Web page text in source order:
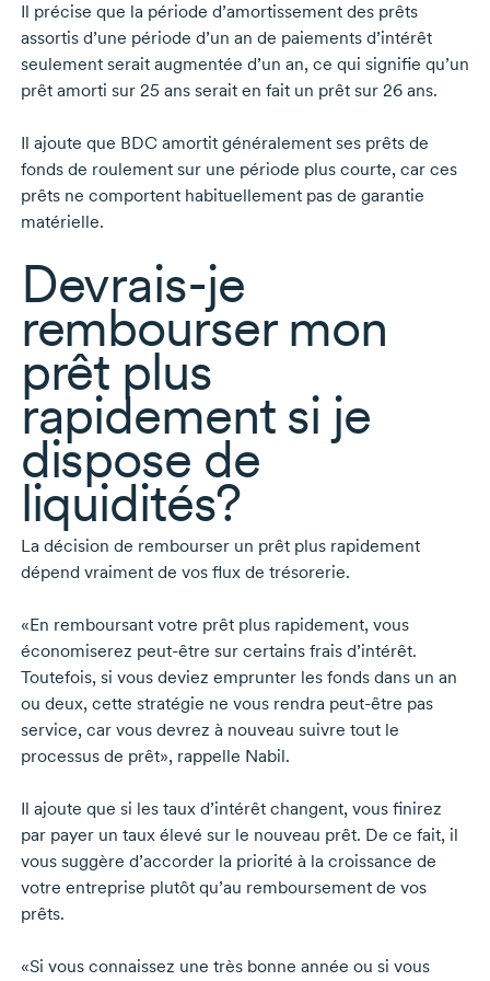
Il précise que la période d’amortissement des prêts
assortis d’une période d’un an de paiements d’intérêt
seulement serait augmentée d’un an, ce qui signifie qu’un
prêt amorti sur 25 ansserait en fait un prêt sur 26 ans.
Il ajoute que BDC amortit généralement ses prêts de
fonds de roulement sur une période plus courte, car ces
prêts ne comportent habituellement pas de garantie
matérielle.
Devrais-je
rembourser mon
prêt plus
rapidement si je
dispose de
liquidités?
La décision de rembourser un prêt plus rapidement
dépend vraiment de vos flux de trésorerie.
«En remboursant votre prêt plus rapidement, vous
économiserez peut-être sur certains frais d’intérêt.
Toutefois, si vous deviez emprunter les fonds dans un an
ou deux, cette stratégie ne vous rendra peut-être pas
service, car vous devrez à nouveau suivre tout le
processus de prêt», rappelle Nabil.
Il ajoute que si les taux d’intérêt changent, vous finirez
par payer un taux élevé sur le nouveau prêt. De ce fait, il
vous suggère d’accorder la priorité à la croissance de
votre entreprise plutôt qu’au remboursement de vos
prêts.
«Si vous connaissez une très bonne année ou si vous